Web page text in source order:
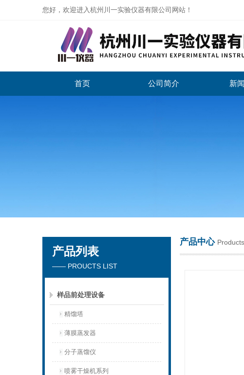
您好，欢迎进入杭州川一实验仪器有限公司网站！
杭州川一实验仪器有限公司
首页 公司简介 新
产品列表
—— PROUCTS LIST
样品前处理设备
精馏塔
薄膜蒸发器
分子蒸馏仪
喷雾干燥机系列
产品中心 Products